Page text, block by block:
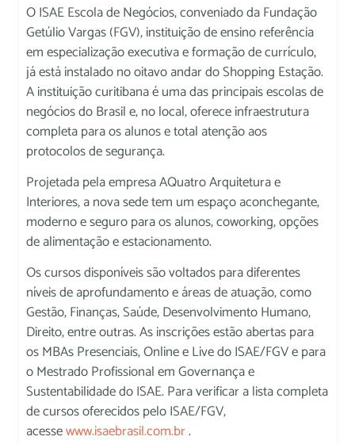
O ISAE Escola de Negócios, conveniado da Fundação
Getúlio Vargas (FGV), instituição de ensino referência
em especialização executiva e formação de currículo,
já está instalado no oitavo andar do Shopping Estação.
A instituição curitibana é uma das principais escolas de
negócios do Brasil e, no local, oferece infraestrutura
completa para os alunos e total atenção aos
protocolos de segurança.
Projetada pela empresa AQuatro Arquitetura e
Interiores, a nova sede tem um espaço aconchegante,
moderno e seguro para os alunos, coworking, opções
de alimentação e estacionamento.
Os cursos disponíveis são voltados para diferentes
níveis de aprofundamento e áreas de atuação, como
Gestão, Finanças, Saúde, Desenvolvimento Humano,
Direito, entre outras. As inscrições estão abertas para
os MBAs Presenciais, Online e Live do ISAE/FGV e para
o Mestrado Profissional em Governança e
Sustentabilidade do ISAE. Para verificar a lista completa
de cursos oferecidos pelo ISAE/FGV,
acessewww.isaebrasil.com.br.